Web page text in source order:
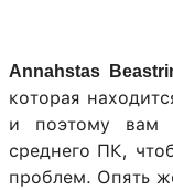
Annahstas
которая
и поэтому вам
среднего ПК,
проблем. Опять